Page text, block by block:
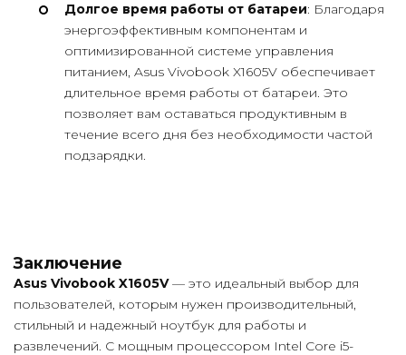
Долгое время работы от батареи: Благодаря
энергоэффективным компонентам и
оптимизированной системе управления
питанием, Asus Vivobook X1605V обеспечивает
длительное время работы от батареи. Это
позволяет вам оставаться продуктивным в
течение всего дня без необходимости частой
подзарядки.
Заключение
Asus Vivobook X1605V— это идеальный выбор для
пользователей, которым нужен производительный,
стильный и надежный ноутбук для работы и
развлечений. С мощным процессором Intel Core i5-